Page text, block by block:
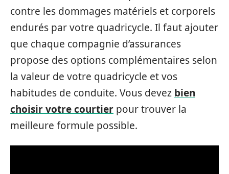
contre les dommages matériels et corporels
endurés par votre quadricycle. Il faut ajouter
que chaque compagnie d’assurances
propose des options complémentaires selon
la valeur de votre quadricycle et vos
habitudes de conduite. Vous devez bien
choisir votre courtier pour trouver la
meilleure formule possible.